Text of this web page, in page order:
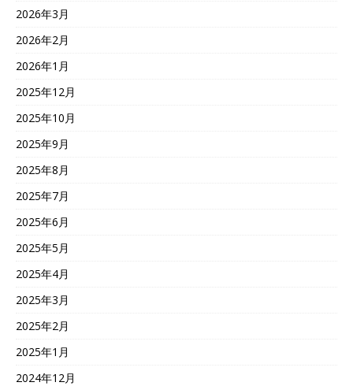
2026年3月
2026年2月
2026年1月
2025年12月
2025年10月
2025年9月
2025年8月
2025年7月
2025年6月
2025年5月
2025年4月
2025年3月
2025年2月
2025年1月
2024年12月